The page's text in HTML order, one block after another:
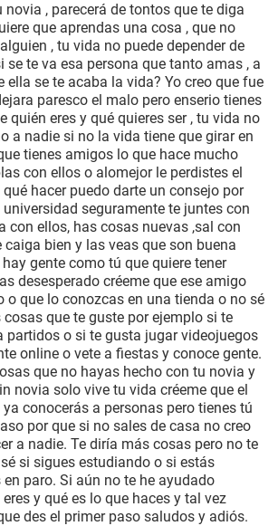
, parecerá de tontos que te diga
que aprendas una cosa , que no
, tu vida no puede depender de
se te va esa persona que tanto amas , a
ella se te acaba la vida? Yo creo que fue
paresco el malo pero enserio tienes
quién eres y qué quieres ser , tu vida no
a nadie si no la vida tiene que girar en
tienes amigos lo que hace mucho
con ellos o alomejor le perdistes el
hacer puedo darte un consejo por
seguramente te juntes con
con ellos, has cosas nuevas ,sal con
caiga bien y las veas que son buena
gente como tú que quiere tener
desesperado créeme que ese amigo
o que lo conozcas en una tienda o no sé
que te guste por ejemplo si te
partidos o si te gusta jugar videojuegos
online o vete a fiestas y conoce gente.
que no hayas hecho con tu novia y
novia solo vive tu vida créeme que el
conocerás a personas pero tienes tú
por que si no sales de casa no creo
a nadie. Te diría más cosas pero no te
si sigues estudiando o si estás
paro. Si aún no te he ayudado
y qué es lo que haces y tal vez
des el primer paso saludos y adiós.